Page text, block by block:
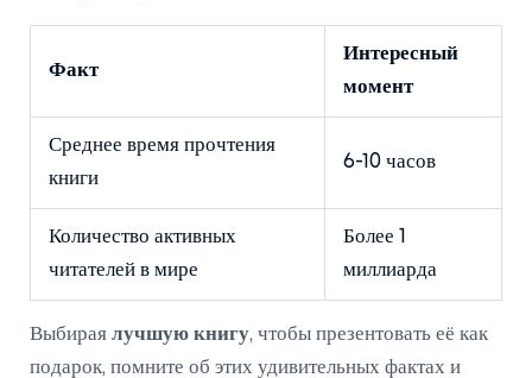
Факт
Интересный
момент
Среднее время прочтения
книги
6-10 часов
Количество активных
читателей в мире
Более 1
миллиарда
Выбирая лучшую книгу, чтобы презентовать её как
подарок, помните об этих удивительных фактах и